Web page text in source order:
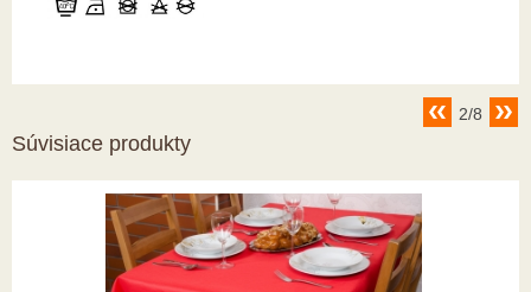
2/8
Súvisiace produkty